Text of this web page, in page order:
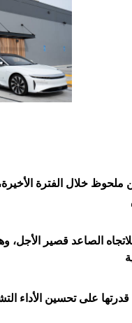
ملحوظ خلال الفترة
الصاعد قصير